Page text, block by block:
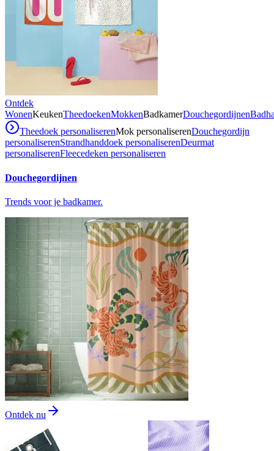
Ontdek
WonenKeukenTheedoekenMokkenBadkamerDouchegordijnen
Theedoek personaliserenMok personaliserenDouchegordijn
personaliserenStrandhanddoek personaliserenDeurmat
personaliserenFleecedeken personaliseren
Douchegordijnen
Trends voor je badkamer.
Ontdek nu